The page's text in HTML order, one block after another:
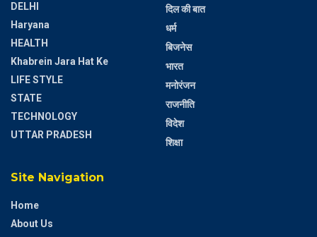
DELHI
Haryana
HEALTH
Khabrein Jara Hat Ke
LIFE STYLE
STATE
TECHNOLOGY
UTTAR PRADESH
दिल की बात
धर्म
बिजनेस
भारत
मनोरंजन
राजनीति
विदेश
शिक्षा
Site Navigation
Home
About Us